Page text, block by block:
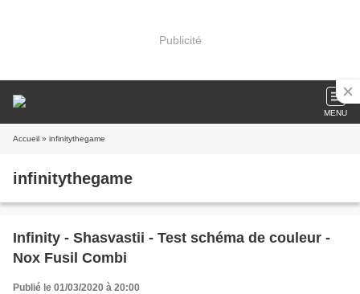
Publicité
MENU
Accueil » infinitythegame
infinitythegame
Infinity - Shasvastii - Test schéma de couleur -
Nox Fusil Combi
Publié le 01/03/2020 à 20:00